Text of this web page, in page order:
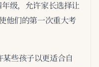
级，允许家长选择让
他们的第一次重大考
些孩子以更适合自